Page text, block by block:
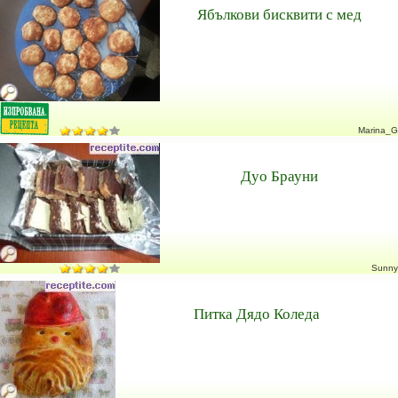
Ябълкови бисквити с мед
Marina_G
Дуо Брауни
Sunny
Питка Дядо Коледа